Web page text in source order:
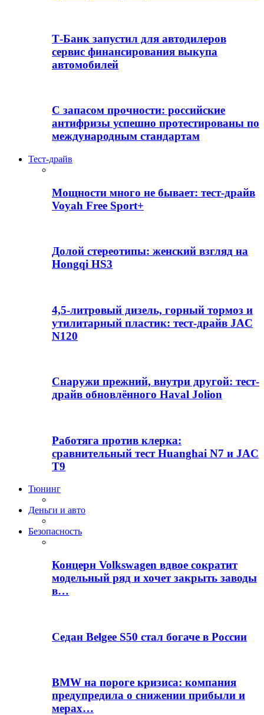
Т-Банк запустил для автодилеров
сервис финансирования выкупа
автомобилей
С запасом прочности: российские
антифризы успешно протестированы по
международным стандартам
Тест-драйв
Мощности много не бывает: тест-драйв
Voyah Free Sport+
Долой стереотипы: женский взгляд на
Hongqi HS3
4,5-литровый дизель, горный тормоз и
утилитарный пластик: тест-драйв JAC
N120
Снаружи прежний, внутри другой: тест-
драйв обновлённого Haval Jolion
Работяга против клерка:
сравнительный тест Huanghai N7 и JAC
T9
Тюнинг
Деньги и авто
Безопасность
Концерн Volkswagen вдвое сократит
модельный ряд и хочет закрыть заводы
в…
Седан Belgee S50 стал богаче в России
BMW на пороге кризиса: компания
предупредила о снижении прибыли и
мерах…